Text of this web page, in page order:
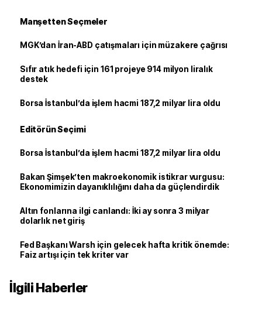
Manşetten Seçmeler
MGK’dan İran-ABD çatışmaları için müzakere çağrısı
Sıfır atık hedefi için 161 projeye 914 milyon liralık
destek
Borsa İstanbul’da işlem hacmi 187,2 milyar lira oldu
Editörün Seçimi
Borsa İstanbul’da işlem hacmi 187,2 milyar lira oldu
Bakan Şimşek’ten makroekonomik istikrar vurgusu:
Ekonomimizin dayanıklılığını daha da güçlendirdik
Altın fonlarına ilgi canlandı: İki ay sonra 3 milyar
dolarlık net giriş
Fed Başkanı Warsh için gelecek hafta kritik önemde:
Faiz artışı için tek kriter var
İlgili Haberler